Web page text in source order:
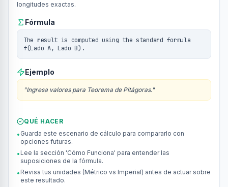
longitudes exactas.
Fórmula
The result is computed using the standard formula
f(Lado A, Lado B).
Ejemplo
"Ingresa valores para Teorema de Pitágoras."
QUÉ HACER
• Guarda este escenario de cálculo para compararlo con
opciones futuras.
• Lee la sección 'Cómo Funciona' para entender las
suposiciones de la fórmula.
• Revisa tus unidades (Métrico vs Imperial) antes de actuar sobre
este resultado.